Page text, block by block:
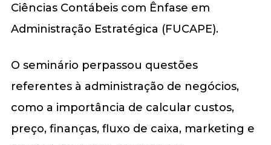
Ciências Contábeis com Ênfase em
Administração Estratégica (FUCAPE).
O seminário perpassou questões
referentes à administração de negócios,
como a importância de calcular custos,
preço, finanças, fluxo de caixa, marketing e